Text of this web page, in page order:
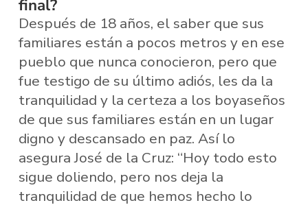
final?
Después de 18 años, el saber que sus
familiares están a pocos metros y en ese
pueblo que nunca conocieron, pero que
fue testigo de su último adiós, les da la
tranquilidad y la certeza a los boyaseños
de que sus familiares están en un lugar
digno y descansado en paz. Así lo
asegura José de la Cruz: “Hoy todo esto
sigue doliendo, pero nos deja la
tranquilidad de que hemos hecho lo